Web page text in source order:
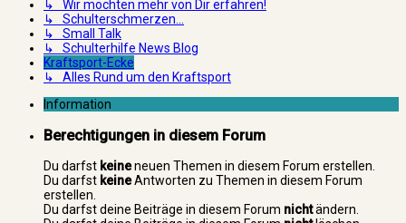
↳ Wir möchten mehr von Dir erfahren!
↳ Schulterschmerzen...
↳ Small Talk
↳ Schulterhilfe News Blog
Kraftsport-Ecke
↳ Alles Rund um den Kraftsport
Information
Berechtigungen in diesem Forum
Du darfst keineneuen Themen in diesem Forum erstellen.
Du darfst keineAntworten zu Themen in diesem Forum
erstellen.
Du darfst deine Beiträge in diesem Forum nichtändern.